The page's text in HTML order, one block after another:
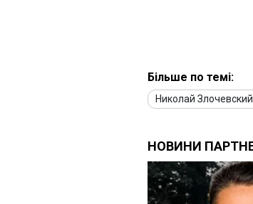
Більше по темі:
Николай Злочевский